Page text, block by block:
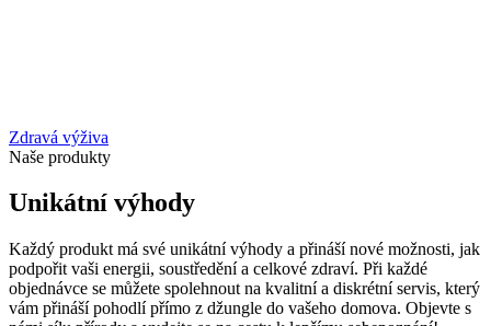
Zdravá výživa
Naše produkty
Unikátní výhody
Každý produkt má své unikátní výhody a přináší nové možnosti, jak
podpořit vaši energii, soustředění a celkové zdraví. Při každé
objednávce se můžete spolehnout na kvalitní a diskrétní servis, který
vám přináší pohodlí přímo z džungle do vašeho domova. Objevte s